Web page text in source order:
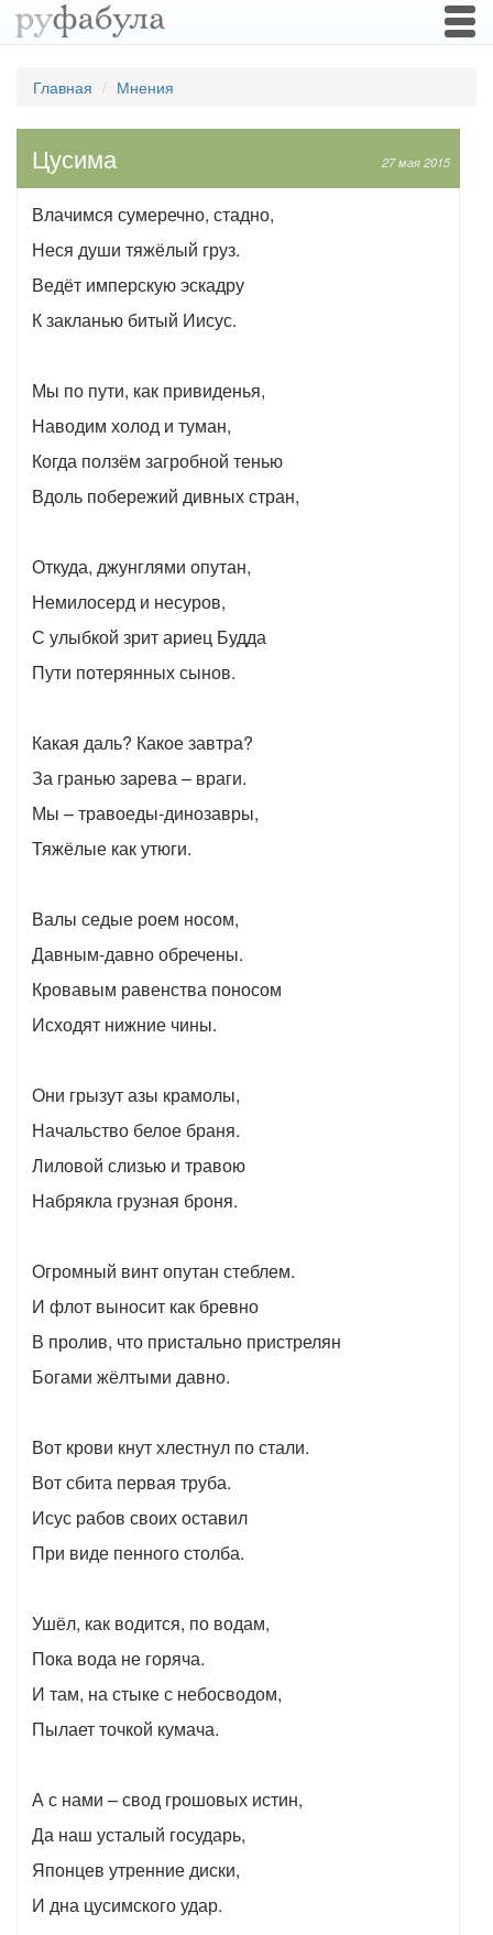
Главная Мнения
27 мая 2015
Цусима
Влачимся сумеречно, стадно,
Неся души тяжёлый груз.
Ведёт имперскую эскадру
К закланью битый Иисус.
Мы по пути, как привиденья,
Наводим холод и туман,
Когда ползём загробной тенью
Вдоль побережий дивных стран,
Откуда, джунглями опутан,
Немилосерд и несуров,
С улыбкой зрит ариец Будда
Пути потерянных сынов.
Какая даль? Какое завтра?
За гранью зарева – враги.
Мы – травоеды-динозавры,
Тяжёлые как утюги.
Валы седые роем носом,
Давным-давно обречены.
Кровавым равенства поносом
Исходят нижние чины.
Они грызут азы крамолы,
Начальство белое браня.
Лиловой слизью и травою
Набрякла грузная броня.
Огромный винт опутан стеблем.
И флот выносит как бревно
В пролив, что пристально пристрелян
Богами жёлтыми давно.
Вот крови кнут хлестнул по стали.
Вот сбита первая труба.
Исус рабов своих оставил
При виде пенного столба.
Ушёл, как водится, по водам,
Пока вода не горяча.
И там, на стыке с небосводом,
Пылает точкой кумача.
А с нами – свод грошовых истин,
Да наш усталый государь,
Японцев утренние диски,
И дна цусимского удар.